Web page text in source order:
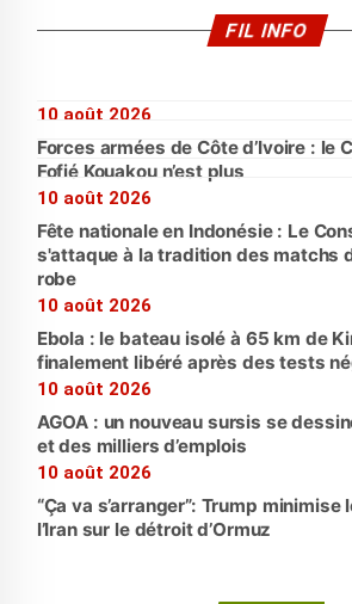
FIL INFO
10 août 2026
Forces armées de Côte d’Ivoire : le
Fofié Kouakou n’est plus
10 août 2026
Fête nationale en Indonésie : Le
s'attaque à la tradition des matchs
robe
10 août 2026
Ebola : le bateau isolé à 65 km de
finalement libéré après des tests
10 août 2026
AGOA : un nouveau sursis se
et des milliers d’emplois
10 août 2026
“Ça va s’arranger”: Trump
l’Iran sur le détroit d’Ormuz